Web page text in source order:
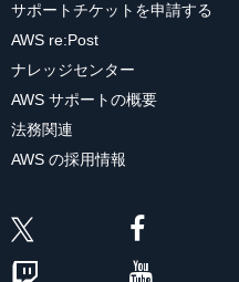
サポートチケットを申請する
AWS re:Post
ナレッジセンター
AWS サポートの概要
法務関連
AWS の採用情報